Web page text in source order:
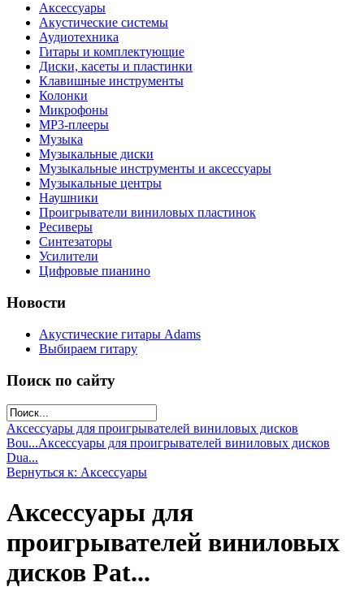
Аксессуары
Акустические системы
Аудиотехника
Гитары и комплектующие
Диски, касеты и пластинки
Клавишные инструменты
Колонки
Микрофоны
МР3-плееры
Музыка
Музыкальные диски
Музыкальные инструменты и аксессуары
Музыкальные центры
Наушники
Проигрыватели виниловых пластинок
Ресиверы
Синтезаторы
Усилители
Цифровые пианино
Новости
Акустические гитары Adams
Выбираем гитару
Поиск по сайту
Аксессуары для проигрывателей виниловых дисков
Bou...Аксессуары для проигрывателей виниловых дисков
Dua...
Вернуться к: Аксессуары
Аксессуары для
проигрывателей виниловых
дисков Pat...